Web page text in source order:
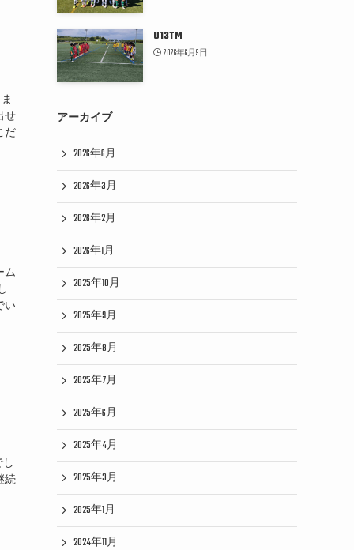
せ
だ
ム
い
続
U13TM
2026年6月9日
アーカイブ
2026年6月
2026年3月
2026年2月
2026年1月
2025年10月
2025年9月
2025年8月
2025年7月
2025年6月
2025年4月
2025年3月
2025年1月
2024年11月